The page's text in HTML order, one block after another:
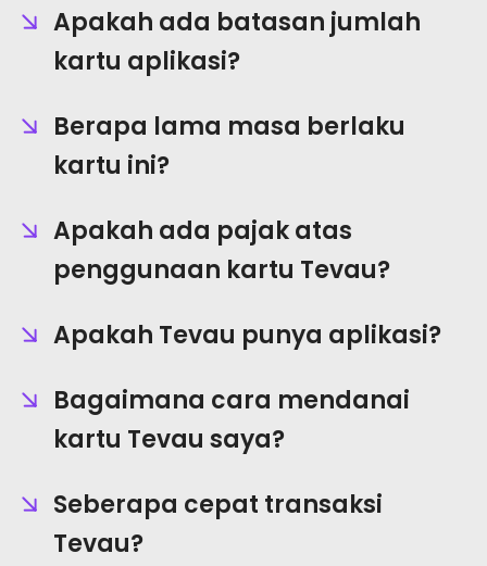
Apakah ada batasan jumlah
kartu aplikasi?
Berapa lama masa berlaku
kartu ini?
Apakah ada pajak atas
penggunaan kartu Tevau?
Apakah Tevau punya aplikasi?
Bagaimana cara mendanai
kartu Tevau saya?
Seberapa cepat transaksi
Tevau?